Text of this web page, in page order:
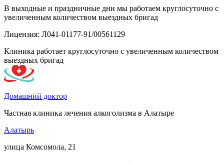
В выходные и праздничные дни мы работаем круглосуточно с
увеличенным количеством выездных бригад
Лицензия: Л041-01177-91/00561129
Клиника работает круглосуточно с увеличенным количеством
выездных бригад
Домашний доктор
Частная клиника лечения алкоголизма в Алатыре
Алатырь
улица Комсомола, 21